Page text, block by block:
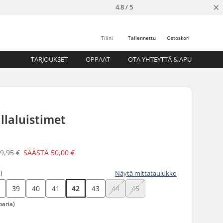
4.8 / 5 ×
Ostoskori
Tallennettu
Tilini
TARJOUKSET OPPAAT OTA YHTEYTTÄ & APU
€ SÄÄSTÄ 50,00 €
Näytä mittataulukko
39 40 41 42 43 44 45